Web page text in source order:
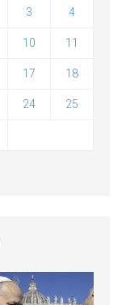
3 4
10 11
17 18
24 25